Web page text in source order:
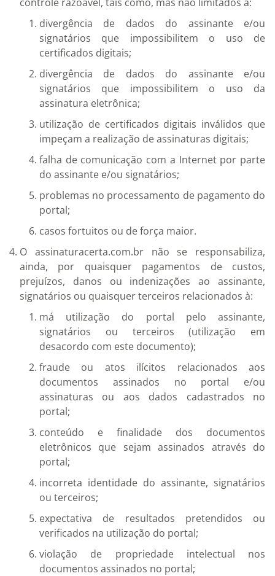
divergência de dados do assinante e/ou
signatários que impossibilitem o uso de
certificados digitais;
divergência de dados do assinante e/ou
signatários que impossibilitem o uso da
assinatura eletrônica;
utilização de certificados digitais inválidos que
impeçam a realização de assinaturas digitais;
falha de comunicação com a Internet por parte
do assinante e/ou signatários;
problemas no processamento de pagamento do
portal;
casos fortuitos ou de força maior.
O assinaturacerta.com.br não se responsabiliza,
ainda, por quaisquer pagamentos de custos,
prejuízos, danos ou indenizações ao assinante,
signatários ou quaisquer terceiros relacionados à:
má utilização do portal pelo assinante,
signatários ou terceiros (utilização em
desacordo com este documento);
fraude ou atos ilícitos relacionados aos
documentos assinados no portal e/ou
assinaturas ou aos dados cadastrados no
portal;
conteúdo e finalidade dos documentos
eletrônicos que sejam assinados através do
portal;
incorreta identidade do assinante, signatários
ou terceiros;
expectativa de resultados pretendidos ou
verificados na utilização do portal;
violação de propriedade intelectual nos
documentos assinados no portal;